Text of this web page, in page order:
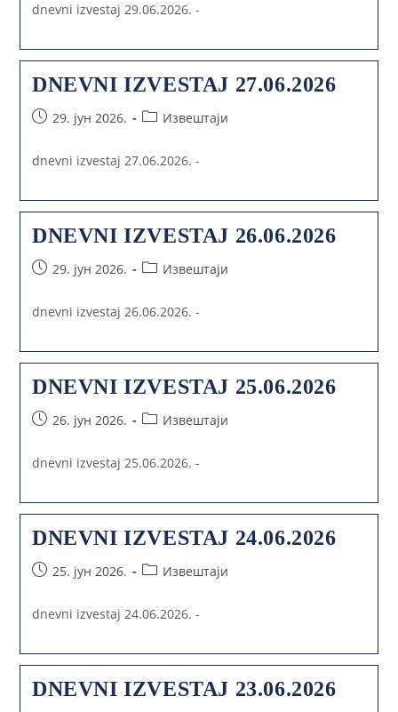
dnevni izvestaj 29.06.2026. -
DNEVNI IZVESTAJ 27.06.2026
29. јун 2026. Извештаји
dnevni izvestaj 27.06.2026. -
DNEVNI IZVESTAJ 26.06.2026
29. јун 2026. Извештаји
dnevni izvestaj 26.06.2026. -
DNEVNI IZVESTAJ 25.06.2026
26. јун 2026. Извештаји
dnevni izvestaj 25.06.2026. -
DNEVNI IZVESTAJ 24.06.2026
25. јун 2026. Извештаји
dnevni izvestaj 24.06.2026. -
DNEVNI IZVESTAJ 23.06.2026